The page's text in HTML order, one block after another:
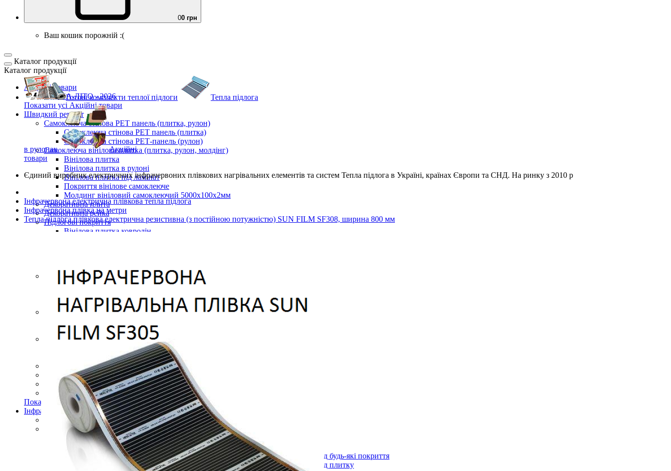
00 грн
Ваш кошик порожній :(
Каталог продукції
Каталог продукції
Акційні товари
ВЕСНА-ЛІТО - 2026
Показати усі Акційні товари
Швидкий ремонт
Самоклеюча стінова PET панель (плитка, рулон)
Самоклеюча стінова PET панель (плитка)
Самоклеюча стінова РЕТ-панель (рулон)
Самоклеюча вінілова плитка (плитка, рулон, молдінг)
Вінілова плитка
Вінілова плитка в рулоні
Вінілова плитка під ламінат
Покриття вінілове самоклеюче
Молдинг вініловий самоклеючий 5000х100х2мм
Декоративна плита
Декоративна рейка
Підлогові покриття
Вінілова плитка ковролін
Самоклеючі декоративні 3D панелі
Самоклеюча декоративна 3D панель (рейка)
Самоклеюча декоративна 3D панель (плитка)
ПВХ панелі
ПВХ панелі на самоклейці
Плівка (рулони)
Плівка віконна
Самоклеюча поліуретанова плитка
Мозаїка з декоративного скла 298х298х4,5мм
Самоклеюча гнучка штукатурка (плитка, рулон)
Меблі для дому, дачі, пікніка
Показати усі Швидкий ремонт
Інфрачервона електрична плівкова тепла підлога
Інфрачервона плівка на метри
Готові комплекти теплої інфрачервоної плівкової підлоги
Комплекти для монтажу теплої підлоги Monocrystal під будь-які покриття
Комплекти для монтажу теплої підлоги Monocrystal під плитку
Комплекти для монтажу теплої підлоги Monocrystal (з терморегулятором) під будь-які покриття
Комплекти для монтажу теплої підлоги Monocrystal (з терморегулятором) під плитку
Готові комплекти теплої підлоги Тепла підлога
в рулонах
Акційні
товари
Єдиний виробникелектричних інфрачервоних плівкових нагрівальних елементів та систем Тепла підлога в Україні, країнах Європи та СНД. На ринку з 2010 р
Інфрачервона електрична плівкова тепла підлога
Інфрачервона плівка на метри
Тепла підлога плівкова електрична резистивна (з постійною потужністю) SUN FILM SF308, ширина 800 мм